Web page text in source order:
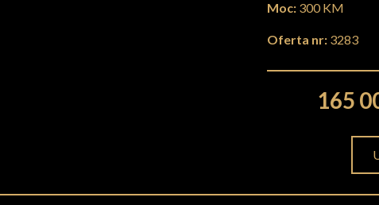
Moc: 300 KM
Oferta nr: 3283
165